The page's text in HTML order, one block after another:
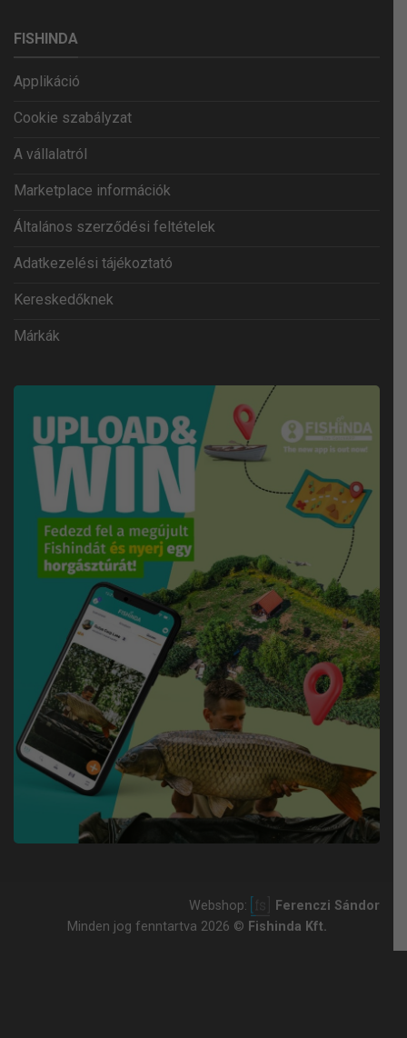
FISHINDA
Applikáció
Cookie szabályzat
A vállalatról
Marketplace információk
Általános szerződési feltételek
Adatkezelési tájékoztató
Kereskedőknek
Márkák
Webshop:
Ferenczi Sándor
Minden jog fenntartva 2026 © Fishinda Kft.